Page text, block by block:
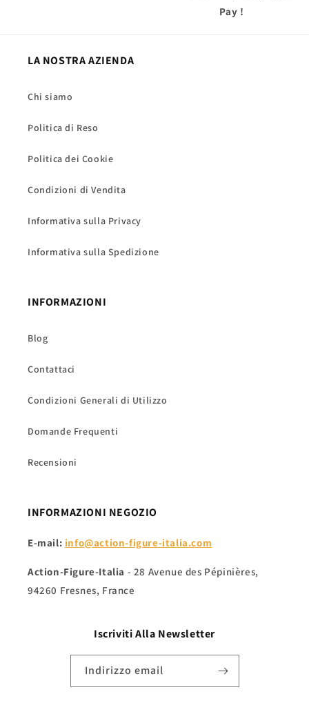
Pay !
LA NOSTRA AZIENDA
Chi siamo
Politica di Reso
Politica dei Cookie
Condizioni di Vendita
Informativa sulla Privacy
Informativa sulla Spedizione
INFORMAZIONI
Blog
Contattaci
Condizioni Generali di Utilizzo
Domande Frequenti
Recensioni
INFORMAZIONI NEGOZIO
E-mail: info@action-figure-italia.com
Action-Figure-Italia - 28 Avenue des Pépinières,
94260 Fresnes, France
Iscriviti Alla Newsletter
Indirizzo email